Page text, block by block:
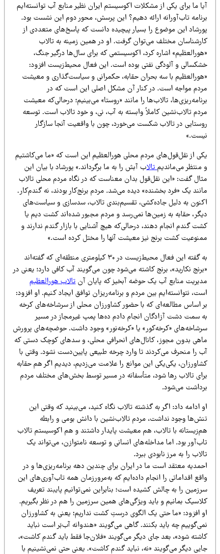
ما برای یکی از مشکلات اکوسیستم ایران نظیر منابع آب توانسته‌ایم
تاب‌آورانه ارائه دهیم؟ این پرسش، محور دوم این نشست بود.
این موضوع را بسیار پیچیده دانست که پاسخ‌های متعددی از
مختلف می‌توان گرفت. او در همین زمینه به تالاب
اشاره کرد، اکوسیستمی که برای سال‌ها درگیر جنگ،
و آلودگی نفتی بوده است. این فعال محیط‌زیست افزود:
با سه بحران حقابه، حکمرانی و سیاست‌گذاری و معیشت
مواجه است. در کنار آن مشکل اصلی این است که در
تالاب‌ها را مانند «روستا» می‌بینیم؛ درحالی‌که معیشت
تالاب‌نشین کاملاً وابسته به آب، نی، و خود تالاب است. توسعه
در تالاب شکست می‌خورد، چون با واقعیت آنجا سازگار
از نقل‌قول‌های مردم محلی هورالعظیم این است که «ما می‌کاشتیم
منتظر می‌ماندیمتالاب آبش را به ما برگرداند.» پورشاد با بیان این
گفت: «این نقل‌قول بدان معناست که در نگاه مردم محلی تالاب
یک «فرد بخشنده» دیده می‌شد. مردم برنج‌کار بودند، نه گندم‌کار.
به دلیل جاده‌کشی، تقسیم‌بندی تالاب، سدسازی و سیاست‌های
حقابه به زمین‌ها نمی‌رسد و مردم مجبور شده‌اند کشت دیم یا
گندم انجام دهند، درحالی‌که هیچ آشنایی با بازار گندم ندارند و
کشت برنج نیز معیشت آنها را مختل کرده است.»
به گفته این فعال محیط‌زیست در ۳۰ کیلومتری منطقه‌ای که گفته‌اند
نکارید»، برنج کاشته می‌شود چون می‌گویند آب کافی دارد؛ یعنی در
منابع آب یک حوضه آبخیز که پایان آنتالاب هورالعظیم
نتوانسته‌ایم بین مردم و برنامه‌ریزان توافق ایجاد کنیم. او افزود:
اساس مطالعه‌ای که با حضور کشاورزان محلی از سرشاخه‌های کرخه
سمت دشت آزادگان انجام دادم ده‌ها پمپ غیرمجاز در مسیر
«کرخه‌کور» یا «کرخه‌نور» وجود داشت. حوضچه‌های پرورش
بدون مجوز، کانال‌های انحرافی محلی، و سدهای کوچک دستی که
را منحرف می‌کردند تا وارد چرخه طبیعی پایین‌دست نشود. وقتی با
یکی‌یکی این موانع را علامت می‌زدیم، دیدیم اگر هم حقابه
تالاب رها شود، متأسفانه در مسیر توسط بخش‌های مختلف مردم
می‌شود.
ادامه داد: اگر به گذشته تالاب نگاه کنید، می‌بینید که وقتی این
وجود نداشت، مردم تالاب‌نشین با دانش بومی و رابطه
با تالاب، هم معیشت پایدار داشتند و هم اکوسیستم تالاب
بود. اما مداخله‌های انسانی و توسعه نامتوازن، می‌تواند یک
را به مرز نابودی ببرد.
معتقد است ما در ایران برای چندین دهه برنامه‌ریزی‌ها و در
اقداماتی را انجام داده‌ایم که به‌مرورزمان همه تاب‌آوری‌های این
را به چالش کشیده است؛ بنابراین نمی‌توانیم پایبند تعریف
بمانیم و باید ویژگی‌های همین سرزمین را هم در نظر بگیریم.
افزود: «ما حتی یک الگوی درستِ کشت نداریم؛ یعنی به کشاورزان
چه باید بکنند. گاهی می‌گویند «هندوانه آب‌بَر است نباید
شود»، بعد جای دیگر می‌گویند «فلان‌جا فقط باید گندم کاشت»،
دیگر می‌گویند «نه، نباید گندم کاشت». یعنی حتی نمی‌نشینیم با